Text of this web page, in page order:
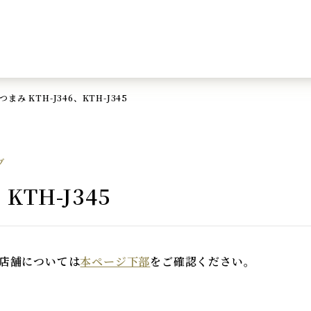
まみ KTH-J346、KTH-J345
KTH-J345
舗については本ページ下部をご確認ください。